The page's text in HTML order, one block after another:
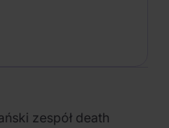
zespół death